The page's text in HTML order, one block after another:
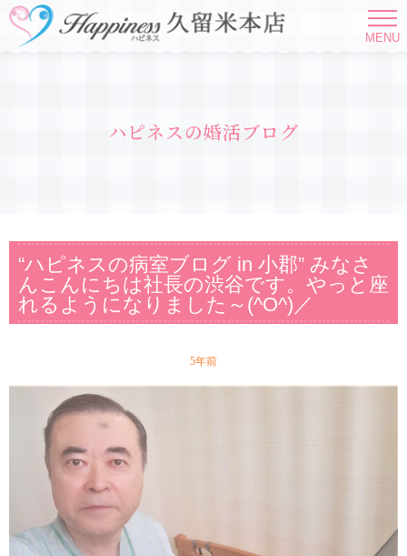
MENU
ハピネスの婚活ブログ
“ハピネスの病室ブログ in 小郡” みなさ
んこんにちは社長の渋谷です。やっと座
れるようになりました～(^O^)／
5年前